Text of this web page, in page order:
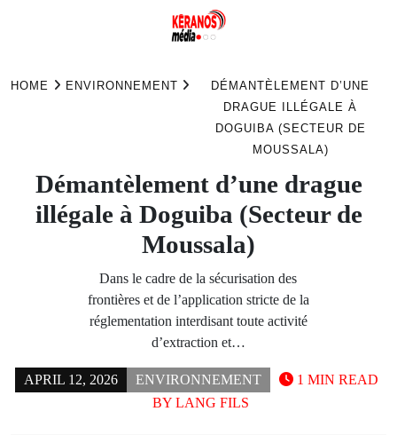
HOME ENVIRONNEMENT
DÉMANTÈLEMENT D’UNE
DRAGUE ILLÉGALE À
DOGUIBA (SECTEUR DE
MOUSSALA)
Démantèlement d’une drague
illégale à Doguiba (Secteur de
Moussala)
Dans le cadre de la sécurisation des
frontières et de l’application stricte de la
réglementation interdisant toute activité
d’extraction et…
APRIL 12, 2026
ENVIRONNEMENT
BY LANG FILS
1 MIN READ